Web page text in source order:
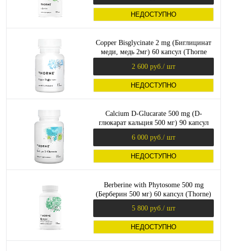
НЕДОСТУПНО
Copper Bisglycinate 2 mg (Биглицинат
меди, медь 2мг) 60 капсул (Thorne
2 600 руб. / шт
НЕДОСТУПНО
Calcium D-Glucarate 500 mg (D-
глюкарат кальция 500 мг) 90 капсул
6 000 руб. / шт
НЕДОСТУПНО
Berberine with Phytosome 500 mg
(Берберин 500 мг) 60 капсул (Thorne)
5 800 руб. / шт
НЕДОСТУПНО